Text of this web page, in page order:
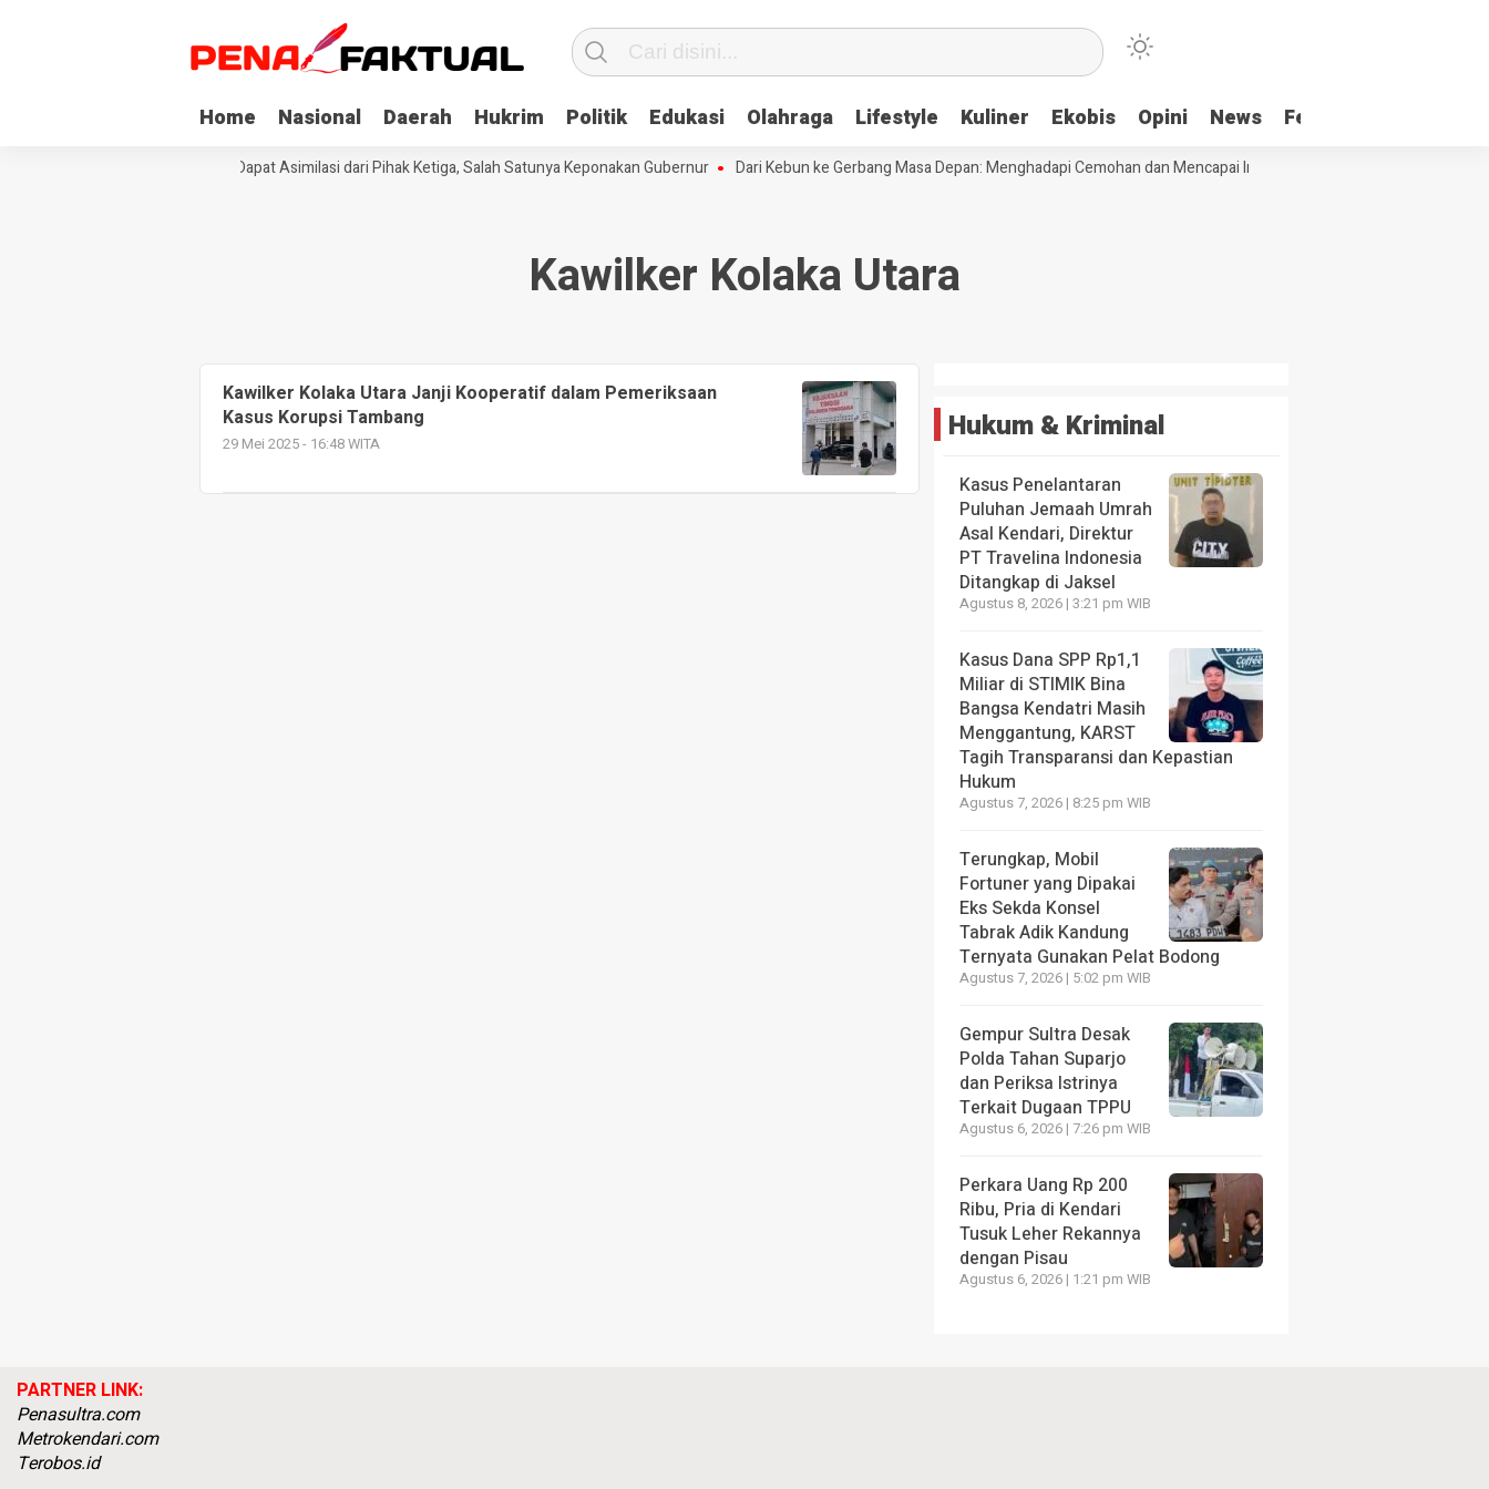
Home Nasional Daerah Hukrim Politik Edukasi Olahraga Lifestyle Kuliner Ekobis Opini News Feature
Tiga Napi Korupsi di Sultra Dapat Asimilasi dari Pihak Ketiga, Salah Satunya Keponakan Gubernur Dari Kebun ke Gerbang Masa Depan: Menghadapi Cemohan dan Mencapai Impian
Kawilker Kolaka Utara
Kawilker Kolaka Utara Janji Kooperatif dalam Pemeriksaan
Kasus Korupsi Tambang
29 Mei 2025 - 16:48 WITA Hukum & Kriminal
Kasus Penelantaran
Puluhan Jemaah Umrah
Asal Kendari, Direktur
PT Travelina Indonesia
Ditangkap di Jaksel
Agustus 8, 2026 | 3:21 pm WIB
Kasus Dana SPP Rp1,1
Miliar di STIMIK Bina
Bangsa Kendatri Masih
Menggantung, KARST
Tagih Transparansi dan Kepastian
Hukum
Agustus 7, 2026 | 8:25 pm WIB
Terungkap, Mobil
Fortuner yang Dipakai
Eks Sekda Konsel
Tabrak Adik Kandung
Ternyata Gunakan Pelat Bodong
Agustus 7, 2026 | 5:02 pm WIB
Gempur Sultra Desak
Polda Tahan Suparjo
dan Periksa Istrinya
Terkait Dugaan TPPU
Agustus 6, 2026 | 7:26 pm WIB
Perkara Uang Rp 200
Ribu, Pria di Kendari
Tusuk Leher Rekannya
dengan Pisau
Agustus 6, 2026 | 1:21 pm WIB
PARTNER LINK:
Penasultra.com
Metrokendari.com
Terobos.id